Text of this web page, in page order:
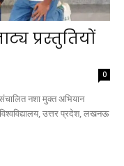
प्रस्तुतियों
0
संचालित नशा मुक्त अभियान
उत्तर प्रदेश, लखनऊ